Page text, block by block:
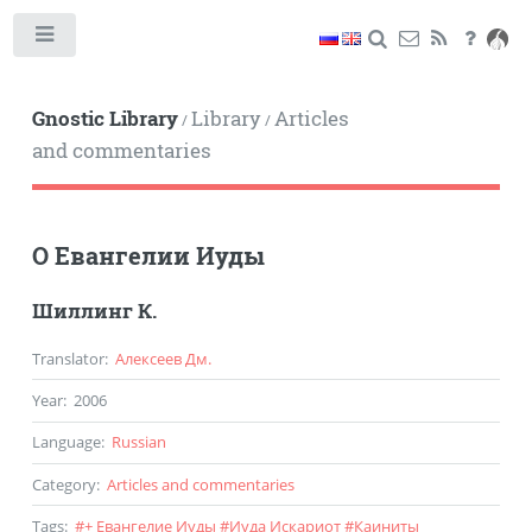
Gnostic Library/Library/Articles
and commentaries
О Евангелии Иуды
Шиллинг К.
Translator: Алексеев Дм.
Year: 2006
Language: Russian
Category: Articles and commentaries
Tags: #+ Евангелие Иуды #Иуда Искариот#Каиниты